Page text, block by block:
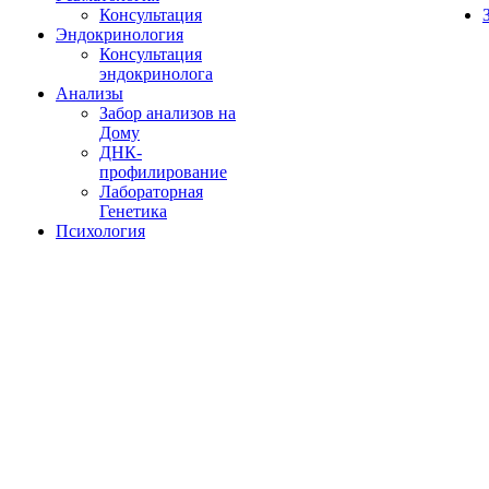
Консультация
Эндокринология
Консультация
эндокринолога
Анализы
Забор анализов на
Дому
ДНК-
профилирование
Лабораторная
Генетика
Психология